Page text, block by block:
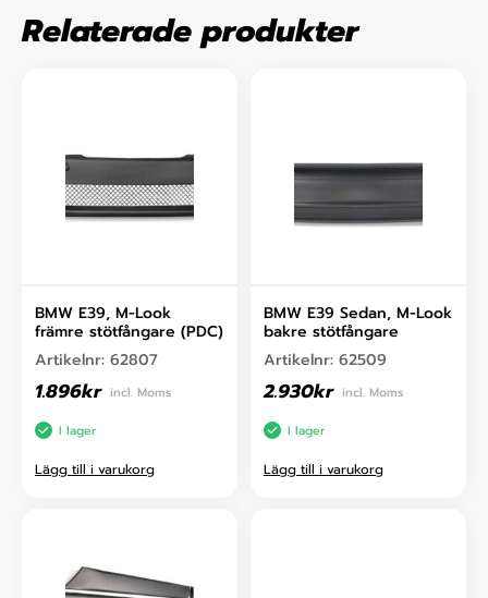
Relaterade produkter
BMW E39, M-Look
främre stötfångare (PDC)
Artikelnr: 62807
1.896kr incl. Moms
I lager
Lägg till i varukorg
BMW E39 Sedan, M-Look
bakre stötfångare
Artikelnr: 62509
2.930kr incl. Moms
I lager
Lägg till i varukorg